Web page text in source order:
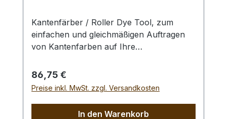
Kantenfärber / Roller Dye Tool, zum
einfachen und gleichmäßigen Auftragen
von Kantenfarben auf Ihre
Aluminiumblock gefräste und äußerst
robuste Werkzeug ist eine Ideale Hilfe
beim Kantenfärben und bei sehr langen
Werkstücken wie z.B. Gürteln.
Regulärer Preis:
86,75 €
Preise inkl. MwSt. zzgl. Versandkosten
In den Warenkorb